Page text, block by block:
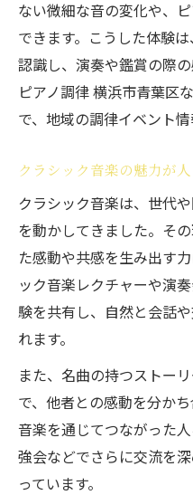
ない微細な音の変化や、
できます。こうした体験
認識し、演奏や鑑賞の際
ピアノ調律 横浜市青葉区
で、地域の調律イベント
クラシック音楽の魅力が
クラシック音楽は、世代
を動かしてきました。そ
た感動や共感を生み出す
ック音楽レクチャーや演
験を共有し、自然と会話
れます。
また、名曲の持つストー
で、他者との感動を分か
音楽を通じてつながった
強会などでさらに交流を
っています。